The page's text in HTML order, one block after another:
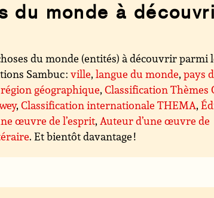
du monde à
du monde (entités) à découvrir parmi
Sambuc :ville,langue du monde,pays
région géographique,Classification Thèmes
,Classification internationale THEMA,
œuvre de l’esprit,Auteur d’une œuvre de
. Et bientôt davantage !